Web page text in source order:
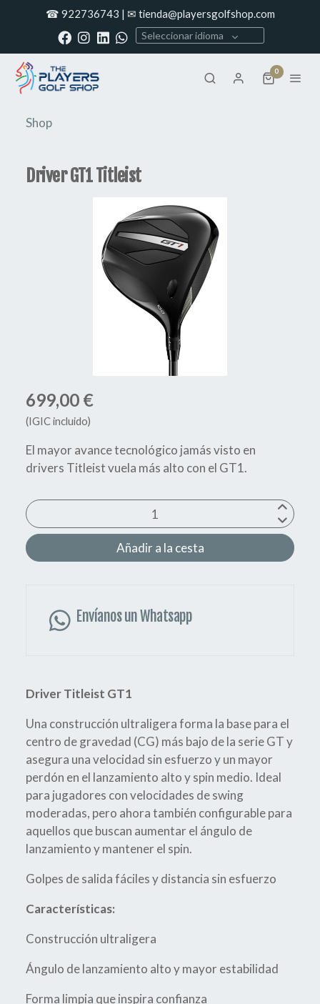
☎ 922736743 | ✉ tienda@playersgolfshop.com
Seleccionar idioma
0
Shop
Driver GT1 Titleist
699,00 €
(IGIC incluido)
El mayor avance tecnológico jamás visto en
drivers Titleist vuela más alto con el GT1.
Añadir a la cesta
Envíanos un Whatsapp
Driver Titleist GT1
Una construcción ultraligera forma la base para el
centro de gravedad (CG) más bajo de la serie GT y
asegura una velocidad sin esfuerzo y un mayor
perdón en el lanzamiento alto y spin medio. Ideal
para jugadores con velocidades de swing
moderadas, pero ahora también configurable para
aquellos que buscan aumentar el ángulo de
lanzamiento y mantener el spin.
Golpes de salida fáciles y distancia sin esfuerzo
Características:
Construcción ultraligera
Ángulo de lanzamiento alto y mayor estabilidad
Forma limpia que inspira confianza